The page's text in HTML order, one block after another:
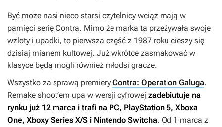
Być może nasi nieco starsi czytelnicy wciąż mają w
pamięci serię Contra. Mimo że marka ta przeżywała swoje
wzloty i upadki, to pierwsza część z 1987 roku cieszy się
dzisiaj mianem kultowej. Już wkrótce zasmakować w
klasyce będą mogli również młodsi gracze.
Wszystko za sprawą premiery Contra: Operation Galuga.
Remake shoot’em upa w wersji cyfrowej zadebiutuje na
rynku już 12 marca i trafi na PC, PlayStation 5, Xboxa
One, Xboxy Series X/S i Nintendo Switcha. Od 1 marca z